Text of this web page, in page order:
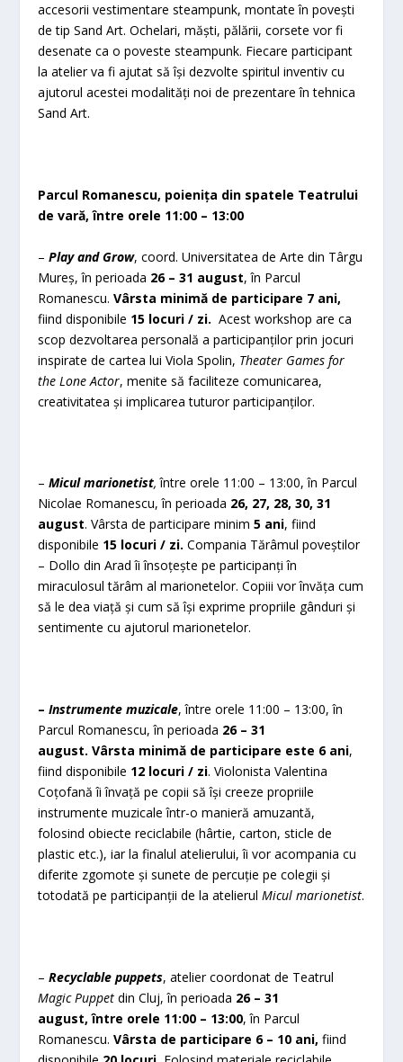
accesorii vestimentare steampunk, montate în povești
de tip Sand Art. Ochelari, măști, pălării, corsete vor fi
desenate ca o poveste steampunk. Fiecare participant
la atelier va fi ajutat să își dezvolte spiritul inventiv cu
ajutorul acestei modalități noi de prezentare în tehnica
Sand Art.
Parcul Romanescu, poienița din spatele Teatrului
de vară, între orele 11:00 – 13:00
–Play and Grow, coord. Universitatea de Arte din Târgu
Mureș, în perioada 26 – 31 august, în Parcul
Romanescu.Vârsta minimă de participare 7 ani,
fiind disponibile 15 locuri / zi. Acest workshop are ca
scop dezvoltarea personală a participanților prin jocuri
inspirate de cartea lui Viola Spolin, Theater Games for
the Lone Actor, menite să faciliteze comunicarea,
creativitatea și implicarea tuturor participanților.
–Micul marionetist, între orele 11:00 – 13:00, în Parcul
Nicolae Romanescu, în perioada 26, 27, 28, 30, 31
august. Vârsta de participare minim5 ani, fiind
disponibile 15 locuri / zi. Compania Tărâmul poveștilor
– Dollo din Arad îi însoțește pe participanți în
miraculosul tărâm al marionetelor. Copiii vor învăța cum
să le dea viață și cum să își exprime propriile gânduri și
sentimente cu ajutorul marionetelor.
–Instrumente muzicale, între orele 11:00 – 13:00, în
Parcul Romanescu, în perioada 26 – 31
august. Vârsta minimă de participare este 6 ani,
fiind disponibile 12 locuri / zi. Violonista Valentina
Coțofană îi învață pe copii să își creeze propriile
instrumente muzicale într-o manieră amuzantă,
folosind obiecte reciclabile (hârtie, carton, sticle de
plastic etc.), iar la finalul atelierului, îi vor acompania cu
diferite zgomote și sunete de percuție pe colegii și
totodată pe participanții de la atelierulMicul marionetist.
–Recyclable puppets, atelier coordonat de Teatrul
Magic Puppet din Cluj, în perioada 26 – 31
august, între orele 11:00 – 13:00, în Parcul
Romanescu.Vârsta de participare 6 – 10 ani,fiind